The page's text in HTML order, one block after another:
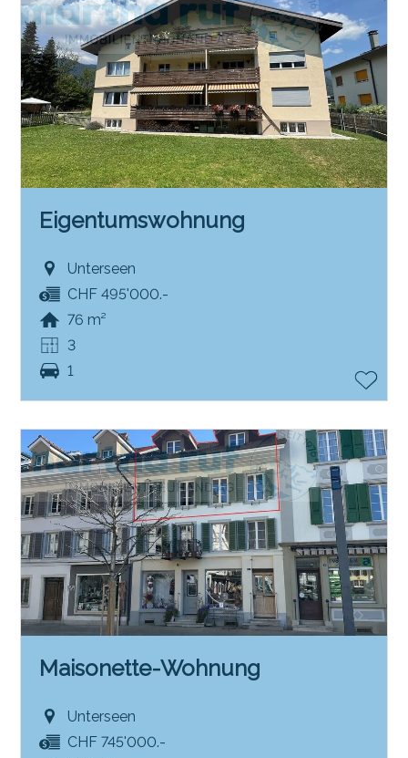
Eigentumswohnung
Unterseen
CHF 495'000.-
76 m²
3
1
Maisonette-Wohnung
Unterseen
CHF 745'000.-